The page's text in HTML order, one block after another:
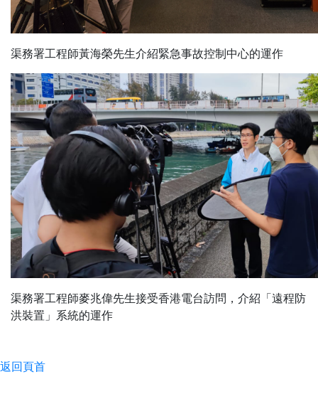
渠務署工程師黃海榮先生介紹緊急事故控制中心的運作
渠務署工程師麥兆偉先生接受香港電台訪問，介紹「遠程防
洪裝置」系統的運作
返回頁首